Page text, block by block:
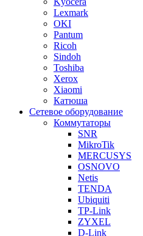
Lexmark
OKI
Pantum
Ricoh
Sindoh
Toshiba
Xerox
Xiaomi
Катюша
Сетевое оборудование
Коммутаторы
SNR
MikroTik
MERCUSYS
OSNOVO
Netis
TENDA
Ubiquiti
TP-Link
ZYXEL
D-Link